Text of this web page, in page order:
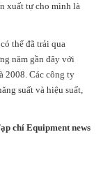
xuất tự cho mình là
thể đã trải qua
năm gần đây với
2008. Các công ty
suất và hiệu suất,
chí Equipment news